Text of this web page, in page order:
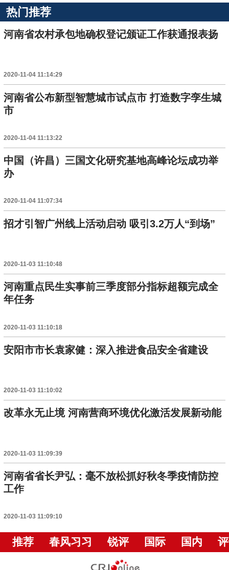
热门推荐
河南省农村承包地确权登记颁证工作获通报表扬
2020-11-04 11:14:29
河南省公布新型智慧城市试点市 打造数字孪生城
市
2020-11-04 11:13:22
中国（许昌）三国文化研究基地高峰论坛成功举
办
2020-11-04 11:07:34
招才引智广州线上活动启动 吸引3.2万人“到场”
2020-11-03 11:10:48
河南重点民生实事前三季度部分指标超额完成全
年任务
2020-11-03 11:10:18
安阳市市长袁家健：深入推进食品安全省建设
2020-11-03 11:10:02
改革永无止境 河南营商环境优化激活发展新动能
2020-11-03 11:09:39
河南省省长尹弘：毫不放松抓好秋冬季疫情防控
工作
2020-11-03 11:09:10
推荐 春风习习 锐评 国际 国内